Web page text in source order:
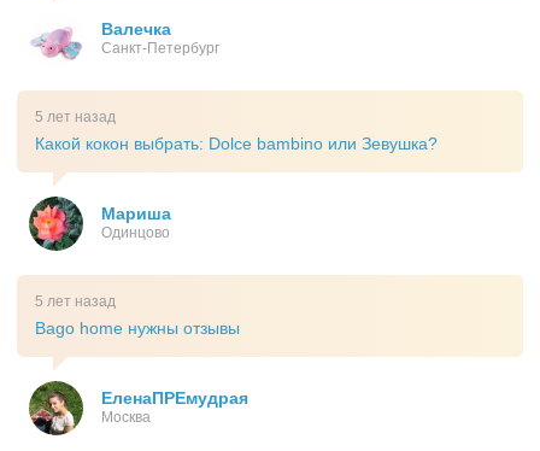
Валечка
Санкт-Петербург
5 лет назад
Какой кокон выбрать: Dolce bambino или Зевушка?
Мариша
Одинцово
5 лет назад
Bago home нужны отзывы
ЕленаПРЕмудрая
Москва